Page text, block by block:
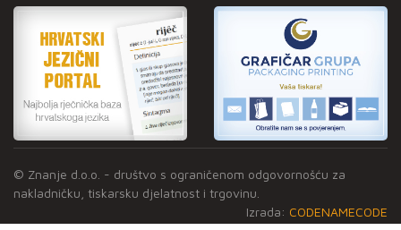
© Znanje d.o.o. - društvo s ograničenom odgovornošću za
nakladničku, tiskarsku djelatnost i trgovinu.
Izrada: CODENAMECODE